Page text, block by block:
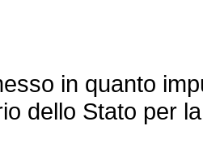
in quanto
dello Stato per